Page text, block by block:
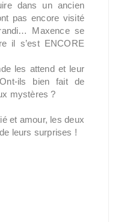
dans un ancien
pas encore visité
Maxence se
il s’est ENCORE
les attend et leur
ils bien fait de
mystères ?
et amour, les deux
leurs surprises !